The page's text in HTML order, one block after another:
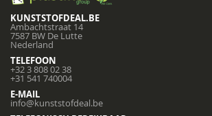
KUNSTSTOFDEAL.BE
Ambachtstraat 14
7587 BW De Lutte
Nederland
TELEFOON
+32 3 808 02 38
+31 541 740004
E-MAIL
info@kunststofdeal.be